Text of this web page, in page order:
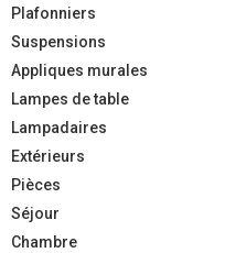
Plafonniers
Suspensions
Appliques murales
Lampes de table
Lampadaires
Extérieurs
Pièces
Séjour
Chambre